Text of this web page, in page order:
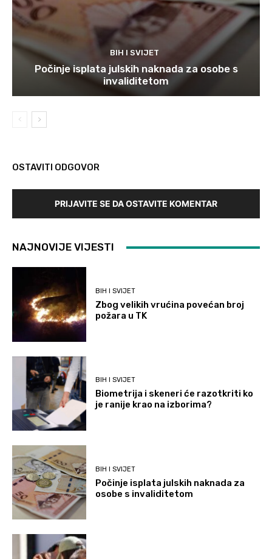
BIH I SVIJET
Počinje isplata julskih naknada za osobe s
invaliditetom
OSTAVITI ODGOVOR
PRIJAVITE SE DA OSTAVITE KOMENTAR
NAJNOVIJE VIJESTI
BIH I SVIJET
Zbog velikih vrućina povećan broj
požara u TK
BIH I SVIJET
Biometrija i skeneri će razotkriti ko
je ranije krao na izborima?
BIH I SVIJET
Počinje isplata julskih naknada za
osobe s invaliditetom